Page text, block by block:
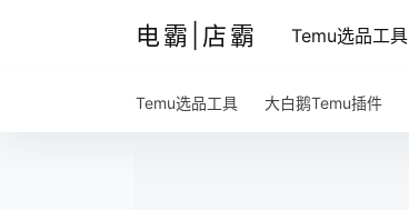
电霸|店霸 Temu选品工具
Temu选品工具 大白鹅Temu插件